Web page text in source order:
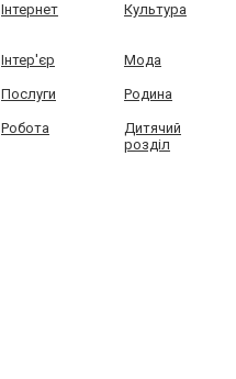
Інтернет Культура
Інтер'єр Мода
Послуги Родина
Робота
Дитячий
розділ